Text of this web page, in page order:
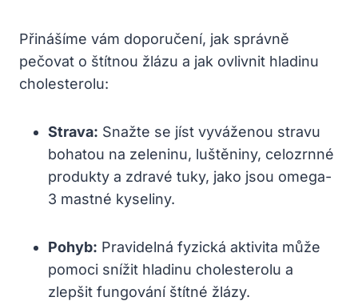
Přinášíme vám doporučení, jak správně
pečovat o štítnou žlázu a jak ovlivnit hladinu
cholesterolu:
Strava: Snažte se jíst vyváženou stravu
bohatou na zeleninu, luštěniny, celozrnné
produkty a zdravé tuky, jako jsou omega-
3 mastné kyseliny.
Pohyb: Pravidelná fyzická aktivita může
pomoci snížit hladinu cholesterolu a
zlepšit fungování štítné žlázy.